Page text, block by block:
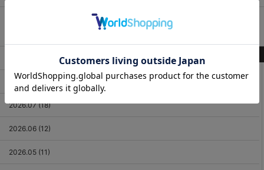
2026.08 (2)
2026.07 (18)
2026.06 (12)
2026.05 (11)